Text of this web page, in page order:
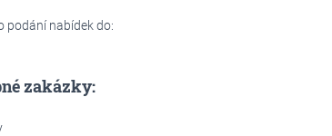
podání nabídek do:
zakázky: